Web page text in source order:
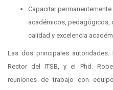
Capacitar
académicos, pedagógicos,
calidad y excelencia
Las dos principales autoridades:
Rector del ITSB, y el Phd.
reuniones de trabajo con